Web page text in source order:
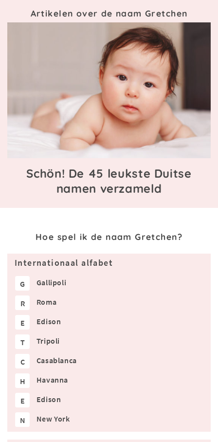
Artikelen over de naam Gretchen
Schön! De 45 leukste Duitse
namen verzameld
Hoe spel ik de naam Gretchen?
Internationaal alfabet
G Gallipoli
R Roma
E Edison
T Tripoli
C Casablanca
H Havanna
E Edison
N New York